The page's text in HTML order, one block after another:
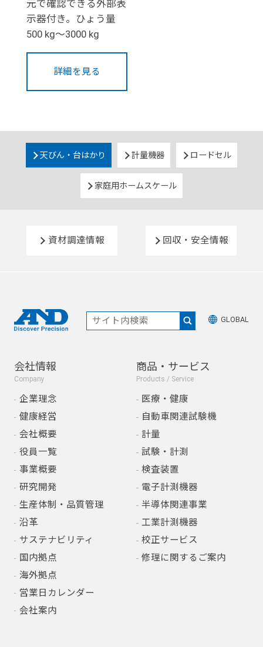
元で確認できる外部表
示器付き。ひょう量
500 kg～3000 kg
詳細を見る
天びん・台はかり 計量機器 ロードセル
家庭用ホームスケール
資材調達情報 回収・安全情報
GLOBAL
会社情報
Company
企業理念
健康経営
会社概要
役員一覧
事業概要
研究開発
生産体制・品質管理
沿革
サステナビリティ
国内拠点
海外拠点
営業日カレンダー
会社案内
商品・サービス
Products / Service
医療・健康
自動車関連試験機
計量
試験・計測
検査装置
電子計測機器
半導体関連事業
工業計測機器
校正サービス
修理に関するご案内